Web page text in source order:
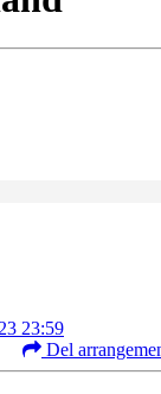
23:59
Del